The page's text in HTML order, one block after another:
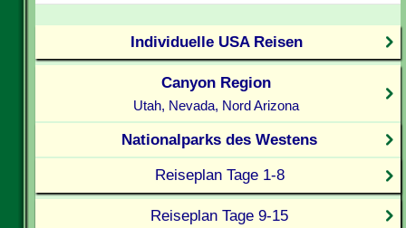
Individuelle USA Reisen
Canyon Region
Utah, Nevada, Nord Arizona
Nationalparks des Westens
Reiseplan Tage 1-8
Reiseplan Tage 9-15